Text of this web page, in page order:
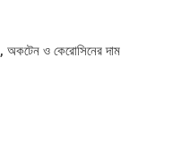
অকটেন ও কেরোসিনের দাম